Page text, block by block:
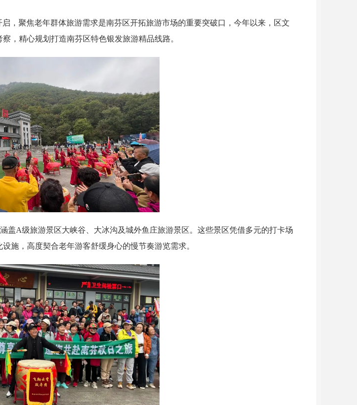
，聚焦老年群体旅游需求是南芬区开拓旅游市场的重要突破口，今年以来，区文
，精心规划打造南芬区特色银发旅游精品线路。
盖A级旅游景区大峡谷、大冰沟及城外鱼庄旅游景区。这些景区凭借多元的打卡场
施，高度契合老年游客舒缓身心的慢节奏游览需求。